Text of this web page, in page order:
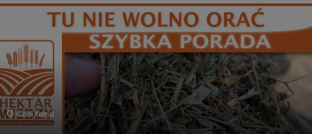
TU
WOLNO
ORAĆ
|
SZYBKA
PORADA
#2884 dni temu